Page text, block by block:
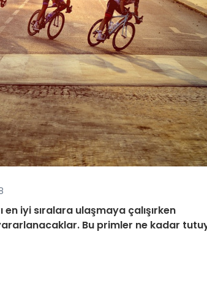
iyi sıralara ulaşmaya çalışırken
Bu primler ne kadar